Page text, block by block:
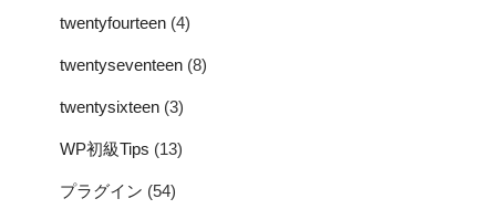
twentyfourteen (4)
twentyseventeen (8)
twentysixteen (3)
WP初級Tips (13)
プラグイン (54)